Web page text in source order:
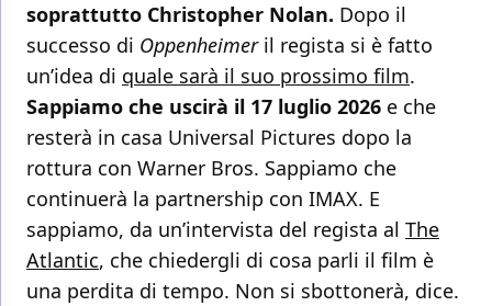
soprattutto Christopher Nolan. Dopo il
successo di Oppenheimeril regista si è fatto
un’idea di quale sarà il suo prossimo film.
Sappiamo che uscirà il 17 luglio 2026 e che
resterà in casa Universal Pictures dopo la
rottura con Warner Bros. Sappiamo che
continuerà la partnership con IMAX. E
sappiamo, da un’intervista del regista al The
Atlantic, che chiedergli di cosa parli il film è
una perdita di tempo. Non si sbottonerà, dice.